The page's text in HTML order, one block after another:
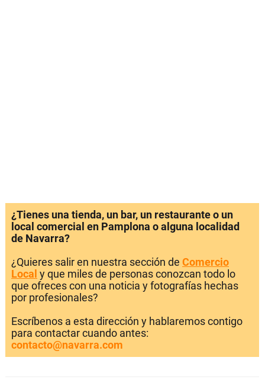
¿Tienes una tienda, un bar, un restaurante o un
local comercial en Pamplona o alguna localidad
de Navarra?
¿Quieres salir en nuestra sección de Comercio
Local y que miles de personas conozcan todo lo
que ofreces con una noticia y fotografías hechas
por profesionales?
Escríbenos a esta dirección y hablaremos contigo
para contactar cuando antes:
contacto@navarra.com